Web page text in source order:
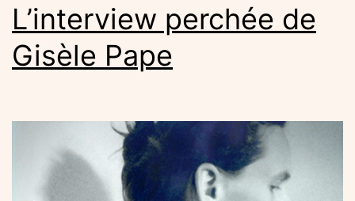
L’interview perchée de
Gisèle Pape